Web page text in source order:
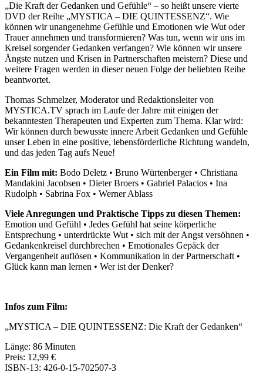
„Die Kraft der Gedanken und Gefühle“ – so heißt unsere vierte
DVD der Reihe „MYSTICA – DIE QUINTESSENZ“. Wie
können wir unangenehme Gefühle und Emotionen wie Wut oder
Trauer annehmen und transformieren? Was tun, wenn wir uns im
Kreisel sorgender Gedanken verfangen? Wie können wir unsere
Ängste nutzen und Krisen in Partnerschaften meistern? Diese und
weitere Fragen werden in dieser neuen Folge der beliebten Reihe
beantwortet.
Thomas Schmelzer, Moderator und Redaktionsleiter von
MYSTICA.TV sprach im Laufe der Jahre mit einigen der
bekanntesten Therapeuten und Experten zum Thema. Klar wird:
Wir können durch bewusste innere Arbeit Gedanken und Gefühle
unser Leben in eine positive, lebensförderliche Richtung wandeln,
und das jeden Tag aufs Neue!
Ein Film mit: Bodo Deletz • Bruno Würtenberger • Christiana
Mandakini Jacobsen • Dieter Broers • Gabriel Palacios • Ina
Rudolph • Sabrina Fox • Werner Ablass
Viele Anregungen und Praktische Tipps zu diesen Themen:
Emotion und Gefühl • Jedes Gefühl hat seine körperliche
Entsprechung • unterdrückte Wut • sich mit der Angst versöhnen •
Gedankenkreisel durchbrechen • Emotionales Gepäck der
Vergangenheit auflösen • Kommunikation in der Partnerschaft •
Glück kann man lernen • Wer ist der Denker?
Infos zum Film:
„MYSTICA – DIE QUINTESSENZ: Die Kraft der Gedanken“
Länge: 86 Minuten
Preis: 12,99 €
ISBN-13: 426-0-15-702507-3